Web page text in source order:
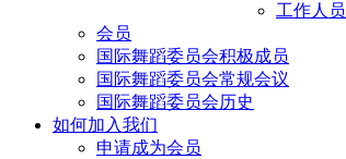
工作人员
会员
国际舞蹈委员会积极成员
国际舞蹈委员会常规会议
国际舞蹈委员会历史
如何加入我们
申请成为会员